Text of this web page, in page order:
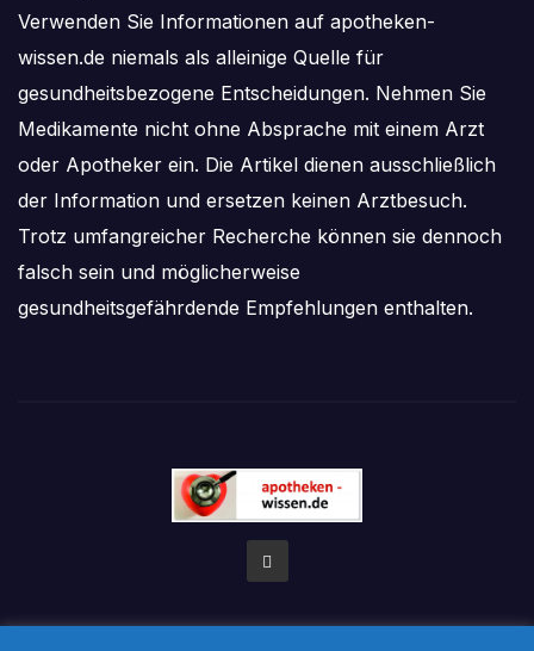
Verwenden Sie Informationen auf apotheken-
wissen.de niemals als alleinige Quelle für
gesundheitsbezogene Entscheidungen. Nehmen Sie
Medikamente nicht ohne Absprache mit einem Arzt
oder Apotheker ein. Die Artikel dienen ausschließlich
der Information und ersetzen keinen Arztbesuch.
Trotz umfangreicher Recherche können sie dennoch
falsch sein und möglicherweise
gesundheitsgefährdende Empfehlungen enthalten.